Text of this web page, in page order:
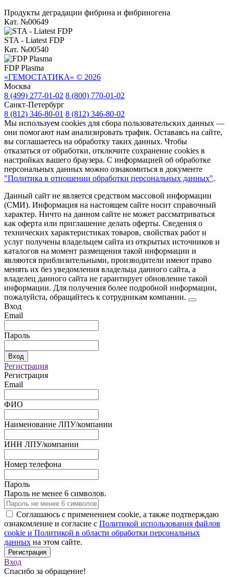
Продукты деградации фибрина и фибриногена
Кат. №00649
STA - Liatest FDP
Кат. №00540
FDP Plasma
«ГЕМОСТАТИКА» © 2026
Москва
8 (499) 277-01-02 8 (800) 770-01-02
Санкт-Петербург
8 (812) 346-80-01 8 (812) 346-80-02
Мы используем cookies для сбора пользовательских данных —
они помогают нам анализировать трафик. Оставаясь на сайте,
вы соглашаетесь на обработку таких данных. Чтобы
отказаться от обработки, отключите сохранение cookies в
настройках вашего браузера. С информацией об обработке
персональных данных можно ознакомиться в документе
"Политика в отношении обработки персональных данных".
Данный сайт не является средством массовой информации
(СМИ). Информация на настоящем сайте носит справочный
характер. Ничто на данном сайте не может рассматриваться
как оферта или приглашение делать оферты. Сведения о
технических характеристиках товаров, свойствах работ и
услуг получены владельцем сайта из открытых источников и
каталогов на момент размещения такой информации и
являются приблизительными, производители имеют право
менять их без уведомления владельца данного сайта, а
владелец данного сайта не гарантирует обновление такой
информации. Для получения более подробной информации,
пожалуйста, обращайтесь к сотрудникам компании.
Вход
Email
Пароль
Вход
Регистрация
Регистрация
Email
ФИО
Наименование ЛПУ/компании
ИНН ЛПУ/компании
Номер телефона
Пароль
Пароль не менее 6 символов.
Соглашаюсь с применением cookie, а также подтверждаю
ознакомление и согласие с Политикой использования файлов
сookie и Политикой в области обработки персональных
данных на этом сайте.
Регистрация
Вход
Спасибо за обращение!